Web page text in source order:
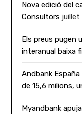
Nova edició del
Consultors juillet
Els preus pugen
interanual baixa
Andbank
de 15,6 milions,
Myandbank